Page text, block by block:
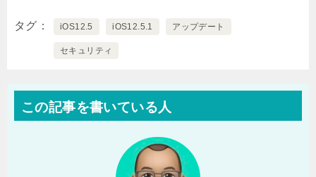
タグ iOS12.5 iOS12.5.1 アップデート
セキュリティ
この記事を書いている人